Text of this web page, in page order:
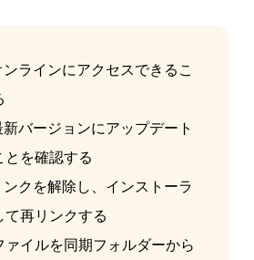
ンラインにアクセスできるこ
新バージョンにアップデート
とを確認する
ンクを解除し、インストーラ
て再リンクする
イルを同期フォルダーから